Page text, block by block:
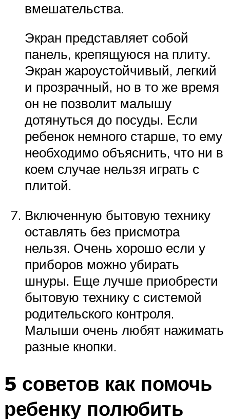
вмешательства.
Экран представляет собой
панель, крепящуюся на плиту.
Экран жароустойчивый, легкий
и прозрачный, но в то же время
он не позволит малышу
дотянуться до посуды. Если
ребенок немного старше, то ему
необходимо объяснить, что ни в
коем случае нельзя играть с
плитой.
Включенную бытовую технику
оставлять без присмотра
нельзя. Очень хорошо если у
приборов можно убирать
шнуры. Еще лучше приобрести
бытовую технику с системой
родительского контроля.
Малыши очень любят нажимать
разные кнопки.
5 советов как помочь
ребенку полюбить